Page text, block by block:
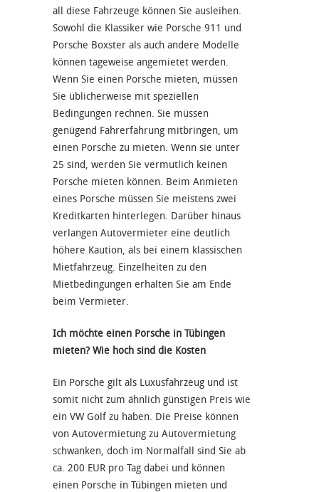
all diese Fahrzeuge können Sie ausleihen.
Sowohl die Klassiker wie Porsche 911 und
Porsche Boxster als auch andere Modelle
können tageweise angemietet werden.
Wenn Sie einen Porsche mieten, müssen
Sie üblicherweise mit speziellen
Bedingungen rechnen. Sie müssen
genügend Fahrerfahrung mitbringen, um
einen Porsche zu mieten. Wenn sie unter
25 sind, werden Sie vermutlich keinen
Porsche mieten können. Beim Anmieten
eines Porsche müssen Sie meistens zwei
Kreditkarten hinterlegen. Darüber hinaus
verlangen Autovermieter eine deutlich
höhere Kaution, als bei einem klassischen
Mietfahrzeug. Einzelheiten zu den
Mietbedingungen erhalten Sie am Ende
beim Vermieter.
Ich möchte einen Porsche in Tübingen
mieten? Wie hoch sind die Kosten
Ein Porsche gilt als Luxusfahrzeug und ist
somit nicht zum ähnlich günstigen Preis wie
ein VW Golf zu haben. Die Preise können
von Autovermietung zu Autovermietung
schwanken, doch im Normalfall sind Sie ab
ca. 200 EUR pro Tag dabei und können
einen Porsche in Tübingen mieten und